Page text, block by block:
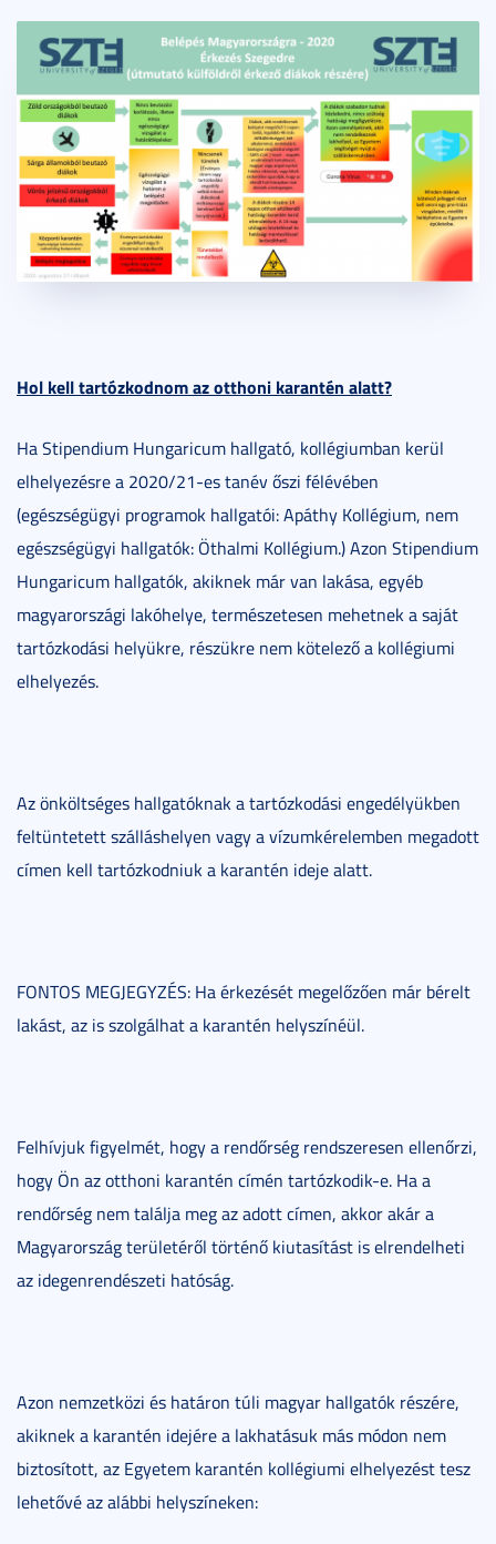
Hol kell tartózkodnom az otthoni karantén alatt?
Ha Stipendium Hungaricum hallgató, kollégiumban kerül
elhelyezésre a 2020/21-es tanév őszi félévében
(egészségügyi programok hallgatói: Apáthy Kollégium, nem
egészségügyi hallgatók: Öthalmi Kollégium.) Azon Stipendium
Hungaricum hallgatók, akiknek már van lakása, egyéb
magyarországi lakóhelye, természetesen mehetnek a saját
tartózkodási helyükre, részükre nem kötelező a kollégiumi
elhelyezés.
Az önköltséges hallgatóknak a tartózkodási engedélyükben
feltüntetett szálláshelyen vagy a vízumkérelemben megadott
címen kell tartózkodniuk a karantén ideje alatt.
FONTOS MEGJEGYZÉS: Ha érkezését megelőzően már bérelt
lakást, az is szolgálhat a karantén helyszínéül.
Felhívjuk figyelmét, hogy a rendőrség rendszeresen ellenőrzi,
hogy Ön az otthoni karantén címén tartózkodik-e. Ha a
rendőrség nem találja meg az adott címen, akkor akár a
Magyarország területéről történő kiutasítást is elrendelheti
az idegenrendészeti hatóság.
Azon nemzetközi és határon túli magyar hallgatók részére,
akiknek a karantén idejére a lakhatásuk más módon nem
biztosított, az Egyetem karantén kollégiumi elhelyezést tesz
lehetővé az alábbi helyszíneken: